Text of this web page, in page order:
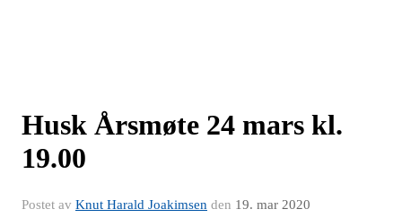
Husk Årsmøte 24 mars kl.
19.00
Postet av Knut Harald Joakimsen den 19. mar 2020